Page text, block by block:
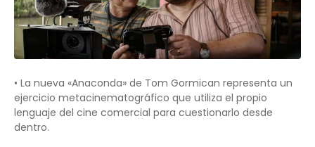
• La nueva «Anaconda» de Tom Gormican representa un
ejercicio metacinematográfico que utiliza el propio
lenguaje del cine comercial para cuestionarlo desde
dentro.